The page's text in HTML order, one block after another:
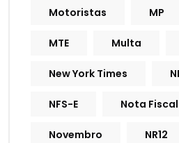
Motoristas MP
MTE Multa
New York Times
NFS-E Nota Fiscal
Novembro NR12